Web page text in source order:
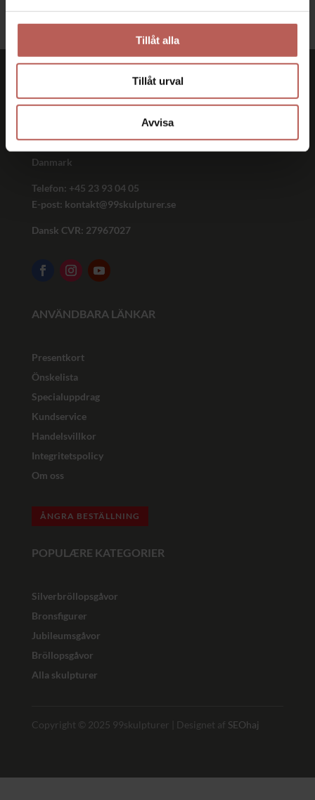
Tillåt alla
Tillåt urval
Avvisa
Danmark
Telefon: +45 23 93 04 05
E-post: kontakt@99skulpturer.se
Dansk CVR: 27967027
ANVÄNDBARA LÄNKAR
Presentkort
Önskelista
Specialuppdrag
Kundservice
Handelsvillkor
Integritetspolicy
Om oss
ÅNGRA BESTÄLLNING
POPULÆRE KATEGORIER
Silverbröllopsgåvor
Bronsfigurer
Jubileumsgåvor
Bröllopsgåvor
Alla skulpturer
Copyright © 2025 99skulpturer | Designet af SEOhaj